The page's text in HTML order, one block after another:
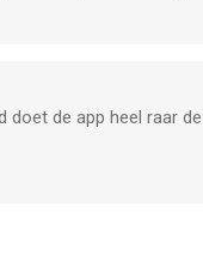
doet de app heel raar